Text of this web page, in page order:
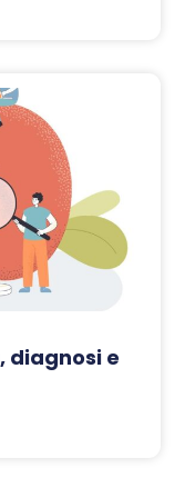
diagnosi e